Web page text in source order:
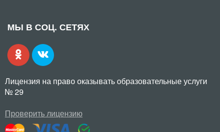
МЫ В СОЦ. СЕТЯХ
Лицензия на право оказывать образовательные услуги
№ 29
Проверить лицензию